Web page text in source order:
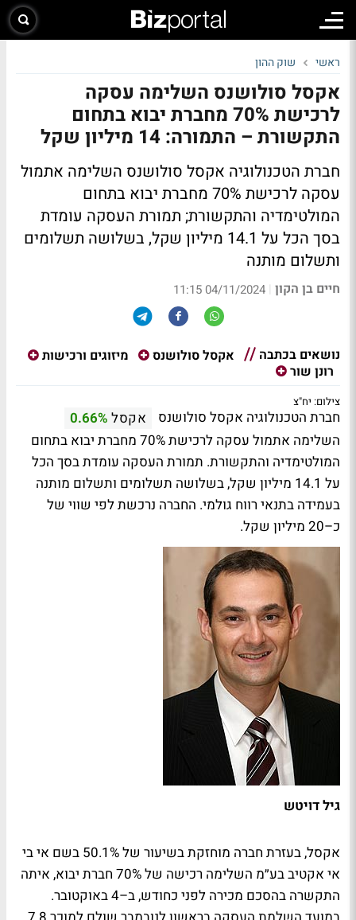
ראשי שוק ההון
אקסל סולושנס השלימה עסקה
לרכישת 70% מחברת יבוא בתחום
התקשורת – התמורה: 14 מיליון שקל
חברת הטכנולוגיה אקסל סולושנס השלימה אתמול
עסקה לרכישת 70% מחברת יבוא בתחום
המולטימדיה והתקשורת; תמורת העסקה עומדת
בסך הכל על 14.1 מיליון שקל, בשלושה תשלומים
ותשלום מותנה
חיים בן הקון |
04/11/2024 11:15
נושאים בכתבה אקסל סולושנס
מיזוגים ורכישות
רונן שור
צילום: יח"צ
חברת הטכנולוגיה אקסל סולושנס אקסל 0.66%
השלימה אתמול עסקה לרכישת 70% מחברת יבוא בתחום
המולטימדיה והתקשורת. תמורת העסקה עומדת בסך הכל
על 14.1 מיליון שקל, בשלושה תשלומים ותשלום מותנה
בעמידה בתנאי רווח גולמי. החברה נרכשת לפי שווי של
כ–20 מיליון שקל.
גיל דויטש
אקסל, בעזרת חברה מוחזקת בשיעור של 50.1% בשם אי בי
אי אקטיב בע״מ השלימה רכישה של 70% חברת יבוא, איתה
התקשרה בהסכם מכירה לפני כחודש, ב–4 באוקטובר.